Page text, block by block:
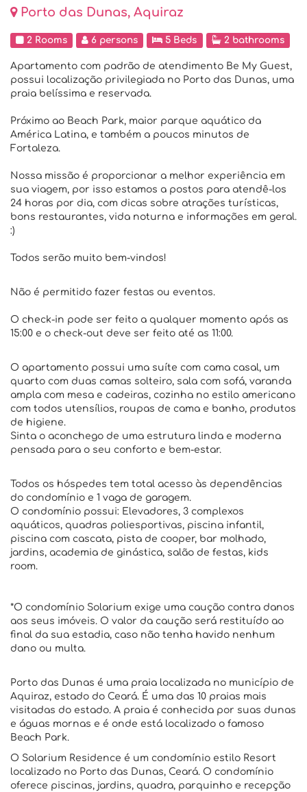
Porto das Dunas, Aquiraz
2 Rooms 6 persons 5 Beds 2 bathrooms
Apartamento com padrão de atendimento Be My Guest,
possui localização privilegiada no Porto das Dunas, uma
praia belíssima e reservada.
Próximo ao Beach Park, maior parque aquático da
América Latina, e também a poucos minutos de
Fortaleza.
Nossa missão é proporcionar a melhor experiência em
sua viagem, por isso estamos a postos para atendê-los
24 horas por dia, com dicas sobre atrações turísticas,
bons restaurantes, vida noturna e informações em geral.
:)
Todos serão muito bem-vindos!
Não é permitido fazer festas ou eventos.
O check-in pode ser feito a qualquer momento após as
15:00 e o check-out deve ser feito até as 11:00.
O apartamento possui uma suíte com cama casal, um
quarto com duas camas solteiro, sala com sofá, varanda
ampla com mesa e cadeiras, cozinha no estilo americano
com todos utensílios, roupas de cama e banho, produtos
de higiene.
Sinta o aconchego de uma estrutura linda e moderna
pensada para o seu conforto e bem-estar.
Todos os hóspedes tem total acesso às dependências
do condomínio e 1 vaga de garagem.
O condomínio possui: Elevadores, 3 complexos
aquáticos, quadras poliesportivas, piscina infantil,
piscina com cascata, pista de cooper, bar molhado,
jardins, academia de ginástica, salão de festas, kids
room.
*O condomínio Solarium exige uma caução contra danos
aos seus imóveis. O valor da caução será restituído ao
final da sua estadia, caso não tenha havido nenhum
dano ou multa.
Porto das Dunas é uma praia localizada no município de
Aquiraz, estado do Ceará. É uma das 10 praias mais
visitadas do estado. A praia é conhecida por suas dunas
e águas mornas e é onde está localizado o famoso
Beach Park.
O Solarium Residence é um condomínio estilo Resort
localizado no Porto das Dunas, Ceará. O condomínio
oferece piscinas, jardins, quadra, parquinho e recepção